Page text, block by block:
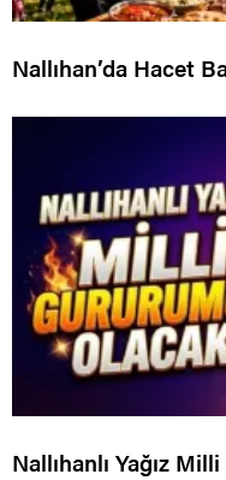
Nallıhan’da Hacet
Nallıhanlı Yağız